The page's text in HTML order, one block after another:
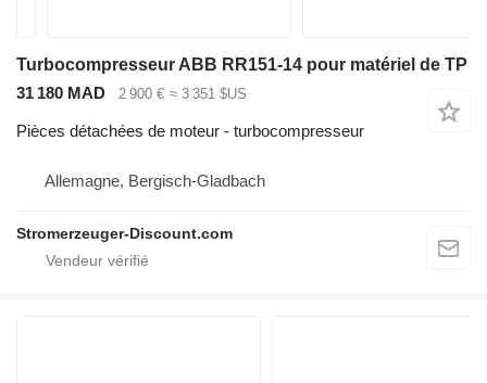
Turbocompresseur ABB RR151-14 pour matériel de TP
31 180 MAD
2 900 € ≈ 3 351 $US
Pièces détachées de moteur - turbocompresseur
Allemagne, Bergisch-Gladbach
Stromerzeuger-Discount.com